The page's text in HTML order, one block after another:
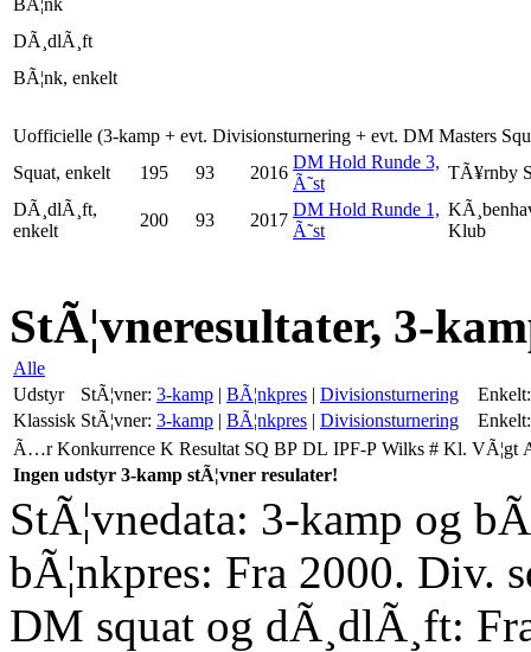
BÃ¦nk
DÃ¸dlÃ¸ft
BÃ¦nk, enkelt
Uofficielle (3-kamp + evt. Divisionsturnering + evt. DM Masters
Squat, enkelt
195 93 2016
DM Hold Runde 3,
Ã˜st
TÃ¥rnby
DÃ¸dlÃ¸ft,
enkelt
200 93 2017
DM Hold Runde 1,
Ã˜st
Klub
StÃ¦vneresultater, 3-
Alle
Udstyr
StÃ¦vner: 3-kamp | BÃ¦nkpres | Divisionsturnering
Enkelt:
Klassisk StÃ¦vner: 3-kamp | BÃ¦nkpres | Divisionsturnering
Enkelt:
Ã…r Konkurrence K Resultat SQ BP DL IPF-P Wilks # Kl. VÃ¦gt
Ingen udstyr 3-kamp stÃ¦vner resulater!
StÃ¦vnedata: 3-kamp og
bÃ¦nkpres: Fra 2000. Div.
DM squat og dÃ¸dlÃ¸ft: